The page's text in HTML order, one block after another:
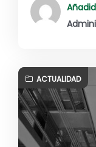
ACTUALIDAD